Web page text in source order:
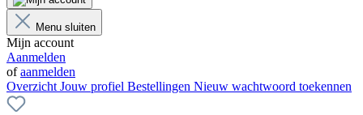
Menu sluiten
Mijn account
Aanmelden
ofaanmelden
Overzicht Jouw profiel Bestellingen Nieuw wachtwoord toekennen